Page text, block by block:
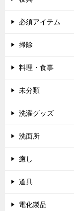
必須アイテム
掃除
料理・食事
未分類
洗濯グッズ
洗面所
癒し
道具
電化製品